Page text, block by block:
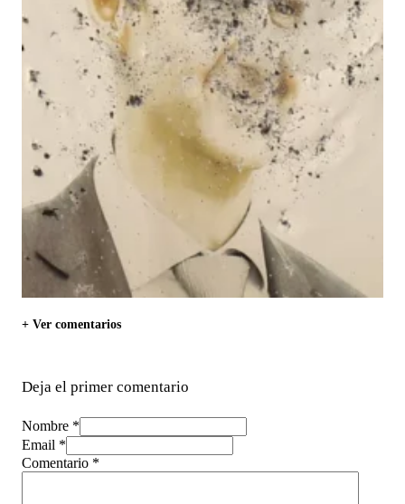
+ Ver comentarios
Deja el primer comentario
Nombre *
Email *
Comentario *